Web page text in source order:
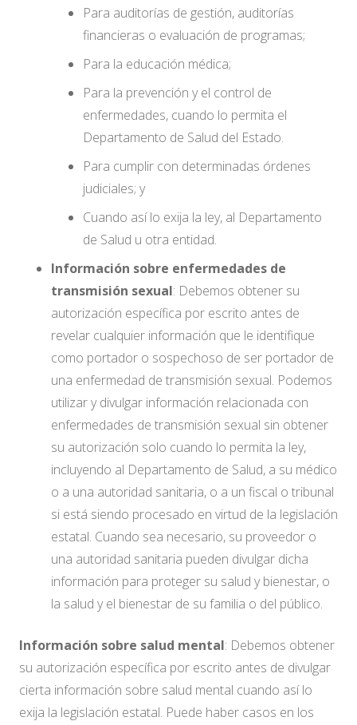
Para auditorías de gestión, auditorías
financieras o evaluación de programas;
Para la educación médica;
Para la prevención y el control de
enfermedades, cuando lo permita el
Departamento de Salud del Estado.
Para cumplir con determinadas órdenes
judiciales; y
Cuando así lo exija la ley, al Departamento
de Salud u otra entidad.
Información sobre enfermedades de
transmisión sexual: Debemos obtener su
autorización específica por escrito antes de
revelar cualquier información que le identifique
como portador o sospechoso de ser portador de
una enfermedad de transmisión sexual. Podemos
utilizar y divulgar información relacionada con
enfermedades de transmisión sexual sin obtener
su autorización solo cuando lo permita la ley,
incluyendo al Departamento de Salud, a su médico
o a una autoridad sanitaria, o a un fiscal o tribunal
si está siendo procesado en virtud de la legislación
estatal. Cuando sea necesario, su proveedor o
una autoridad sanitaria pueden divulgar dicha
información para proteger su salud y bienestar, o
la salud y el bienestar de su familia o del público.
Información sobre salud mental: Debemos obtener
su autorización específica por escrito antes de divulgar
cierta información sobre salud mental cuando así lo
exija la legislación estatal. Puede haber casos en los